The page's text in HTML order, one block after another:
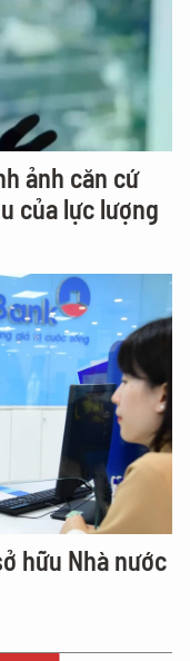
ảnh căn cứ
của lực lượng
hữu Nhà nước